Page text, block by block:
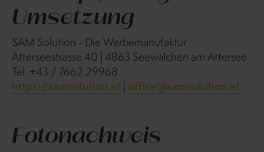
Umsetzung
SAM Solution - Die Werbemanufaktur
Atterseestrasse 40 | 4863 Seewalchen am Attersee
Tel. +43 / 7662 29968
https://samsolution.at | office@samsolution.at
Fotonachweis